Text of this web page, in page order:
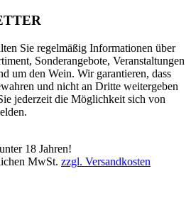
Sie regelmäßig Informationen über
Sonderangebote, Veranstaltungen
um den Wein. Wir garantieren, dass
und nicht an Dritte weitergeben
jederzeit die Möglichkeit sich von
18 Jahren!
MwSt. zzgl. Versandkosten